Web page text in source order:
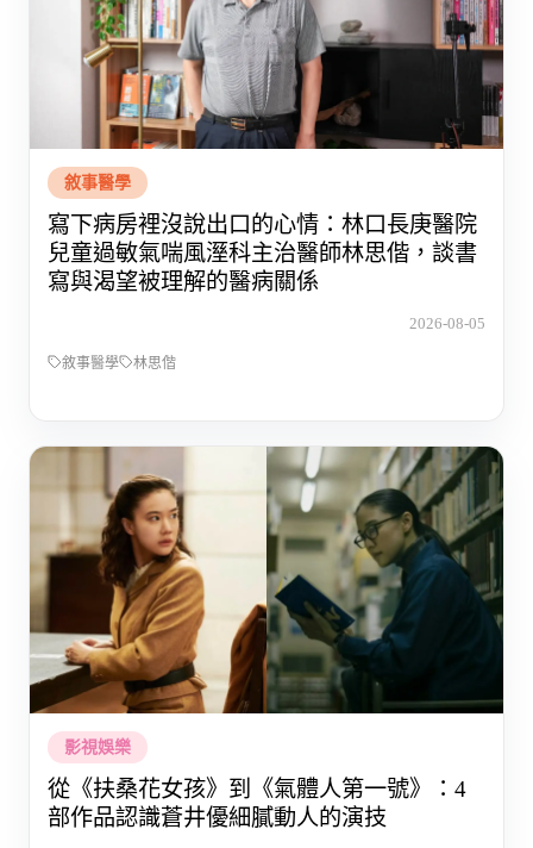
敘事醫學
寫下病房裡沒說出口的心情：林口長庚醫院
兒童過敏氣喘風溼科主治醫師林思偕，談書
寫與渴望被理解的醫病關係
2026-08-05
敘事醫學 林思偕
影視娛樂
從《扶桑花女孩》到《氣體人第一號》：4
部作品認識蒼井優細膩動人的演技